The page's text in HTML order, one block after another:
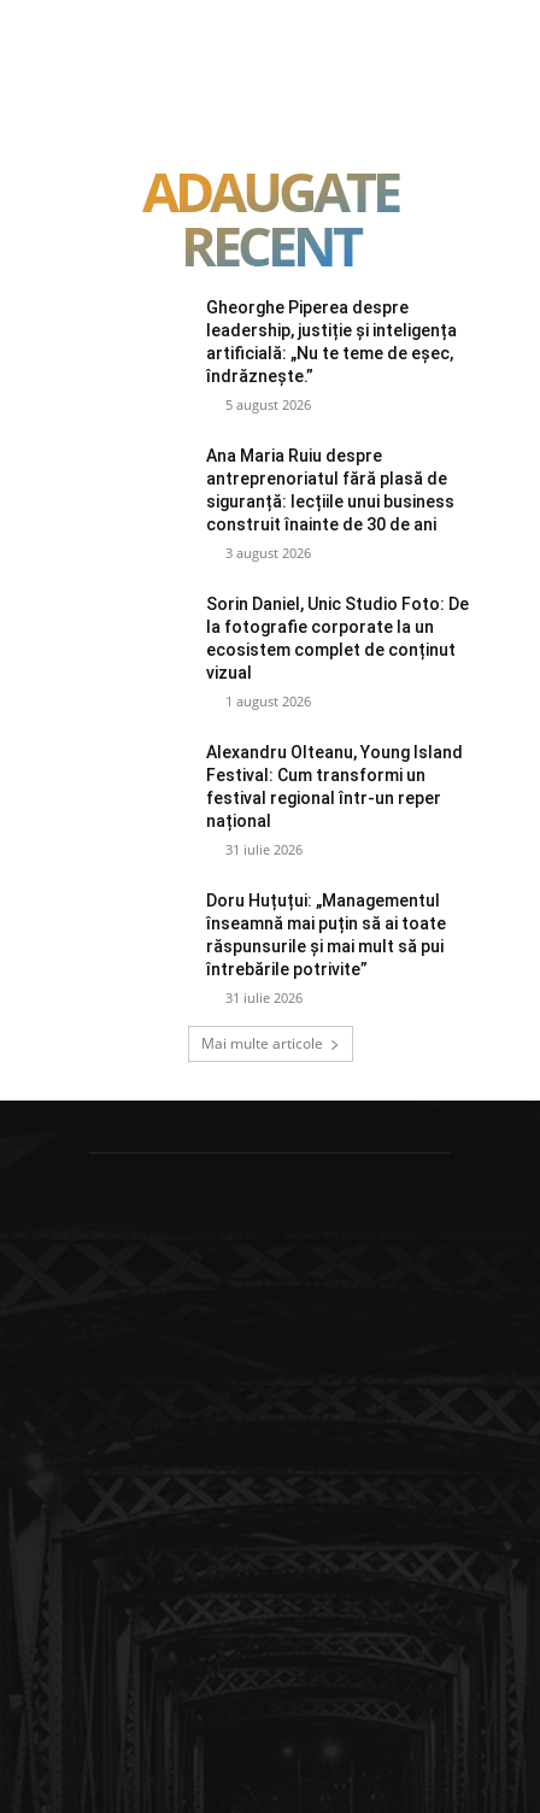
ADAUGATE
RECENT
Gheorghe Piperea despre
leadership, justiție și inteligența
artificială: „Nu te teme de eșec,
îndrăznește.”
5 august 2026
Ana Maria Ruiu despre
antreprenoriatul fără plasă de
siguranță: lecțiile unui business
construit înainte de 30 de ani
3 august 2026
Sorin Daniel, Unic Studio Foto: De
la fotografie corporate la un
ecosistem complet de conținut
vizual
1 august 2026
Alexandru Olteanu, Young Island
Festival: Cum transformi un
festival regional într-un reper
național
31 iulie 2026
Doru Huțuțui: „Managementul
înseamnă mai puțin să ai toate
răspunsurile și mai mult să pui
întrebările potrivite”
31 iulie 2026
Mai multe articole